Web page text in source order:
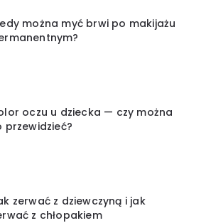
można myć brwi po makijażu
oczu u dziecka — czy można
przewidzieć?
zerwać z dziewczyną i jak
z chłopakiem